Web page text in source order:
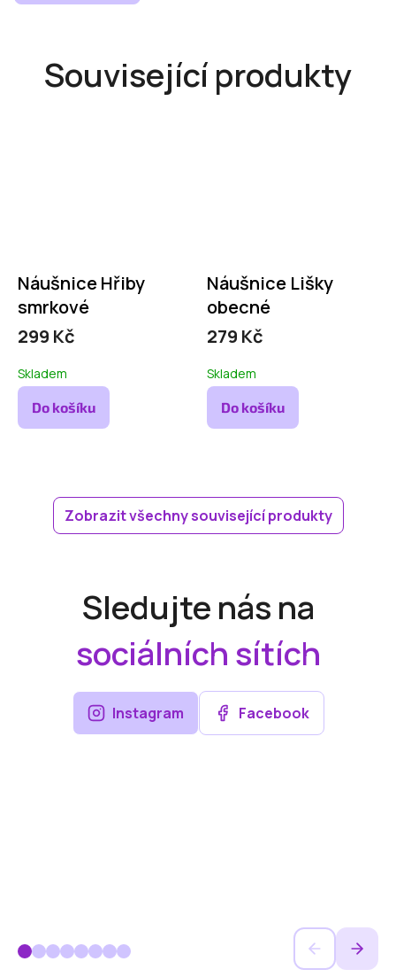
Související produkty
Náušnice Hřiby
smrkové
299 Kč
Skladem
Do košíku
Náušnice Lišky
obecné
279 Kč
Skladem
Do košíku
Zobrazit všechny související produkty
Sledujte nás na
sociálních sítích
Instagram Facebook